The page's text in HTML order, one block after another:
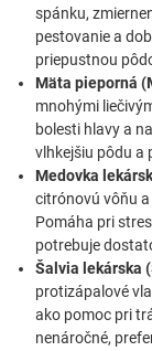
spánku,
pestovanie a
priepustnou
Mäta pieporná
mnohými
bolesti hlavy a
vlhkejšiu pôdu a
Medovka
citrónovú vôňu
Pomáha pri
potrebuje
Šalvia lekárska
protizápalové
ako pomoc pri
nenáročné,